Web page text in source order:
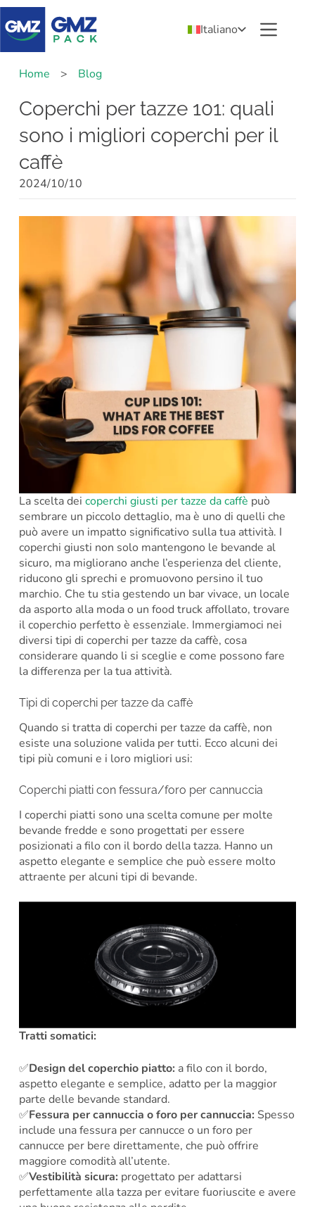
Italiano
Home > Blog
Coperchi per tazze 101: quali
sono i migliori coperchi per il
caffè
2024/10/10
La scelta dei coperchi giusti per tazze da caffè può
sembrare un piccolo dettaglio, ma è uno di quelli che
può avere un impatto significativo sulla tua attività. I
coperchi giusti non solo mantengono le bevande al
sicuro, ma migliorano anche l’esperienza del cliente,
riducono gli sprechi e promuovono persino il tuo
marchio. Che tu stia gestendo un bar vivace, un locale
da asporto alla moda o un food truck affollato, trovare
il coperchio perfetto è essenziale. Immergiamoci nei
diversi tipi di coperchi per tazze da caffè, cosa
considerare quando li si sceglie e come possono fare
la differenza per la tua attività.
Tipi di coperchi per tazze da caffè
Quando si tratta di coperchi per tazze da caffè, non
esiste una soluzione valida per tutti. Ecco alcuni dei
tipi più comuni e i loro migliori usi:
Coperchi piatti con fessura/foro per cannuccia
I coperchi piatti sono una scelta comune per molte
bevande fredde e sono progettati per essere
posizionati a filo con il bordo della tazza. Hanno un
aspetto elegante e semplice che può essere molto
attraente per alcuni tipi di bevande.
Tratti somatici:
✅Design del coperchio piatto: a filo con il bordo,
aspetto elegante e semplice, adatto per la maggior
parte delle bevande standard.
✅Fessura per cannuccia o foro per cannuccia: Spesso
include una fessura per cannucce o un foro per
cannucce per bere direttamente, che può offrire
maggiore comodità all’utente.
✅Vestibilità sicura: progettato per adattarsi
perfettamente alla tazza per evitare fuoriuscite e avere